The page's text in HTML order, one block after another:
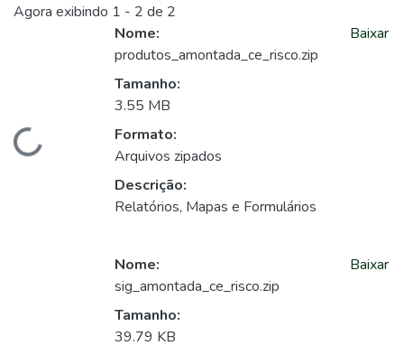
Agora exibindo 1 - 2 de 2
Carregando...
Nome:
produtos_amontada_ce_risco.zip
Tamanho:
3.55 MB
Formato:
Arquivos zipados
Descrição:
Relatórios, Mapas e Formulários
Baixar
Nome:
sig_amontada_ce_risco.zip
Tamanho:
39.79 KB
Baixar